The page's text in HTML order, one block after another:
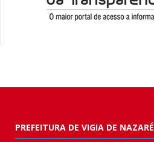
PREFEITURA DE VIGIA DE NAZARÉ